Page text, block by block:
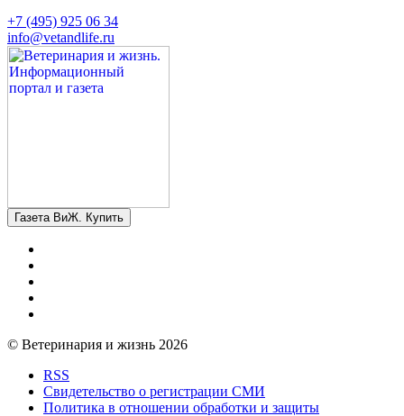
+7 (495) 925 06 34
info@vetandlife.ru
Газета ВиЖ. Купить
© Ветеринария и жизнь 2026
RSS
Свидетельство о регистрации СМИ
Политика в отношении обработки и защиты